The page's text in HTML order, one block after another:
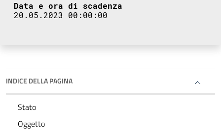
Data e ora di scadenza
20.05.2023 00:00:00
INDICE DELLA PAGINA
Stato
Oggetto